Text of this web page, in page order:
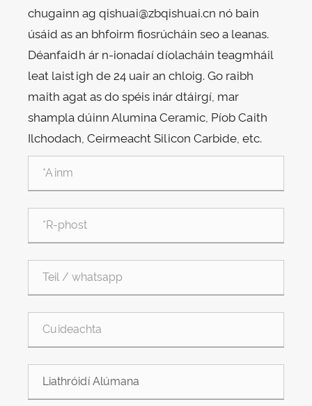
chugainn ag qishuai@zbqishuai.cn nó bain
úsáid as an bhfoirm fiosrúcháin seo a leanas.
Déanfaidh ár n-ionadaí díolacháin teagmháil
leat laistigh de 24 uair an chloig. Go raibh
maith agat as do spéis inár dtáirgí, mar
shampla dúinn Alumina Ceramic, Píob Caith
Ilchodach, Ceirmeacht Silicon Carbide, etc.